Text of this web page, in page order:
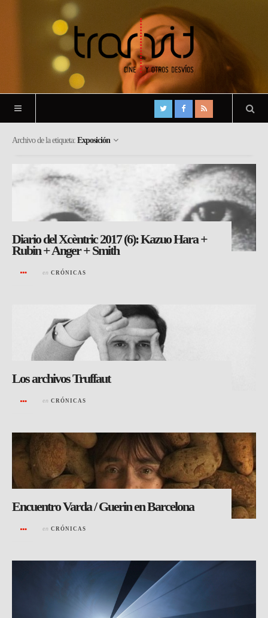
Archivo de la etiqueta: Exposición
Diario del Xcèntric 2017 (6): Kazuo Hara +
Rubin + Anger + Smith
en CRÓNICAS
Los archivos Truffaut
en CRÓNICAS
Encuentro Varda / Guerin en Barcelona
en CRÓNICAS